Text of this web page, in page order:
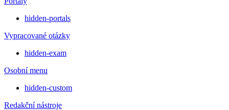
hidden-portals
Vypracované otázky
hidden-exam
Osobní menu
hidden-custom
Redakční nástroje